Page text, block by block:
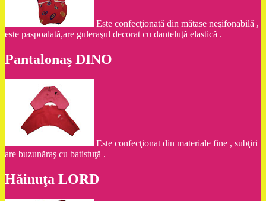
Este confecţionată din mătase neşifonabilă ,
este paspoalată,are guleraşul decorat cu danteluţă elastică .
Pantalonaş DINO
Este confecţionat din materiale fine , subţiri
are buzunăraş cu batistuţă .
Hăinuţa LORD